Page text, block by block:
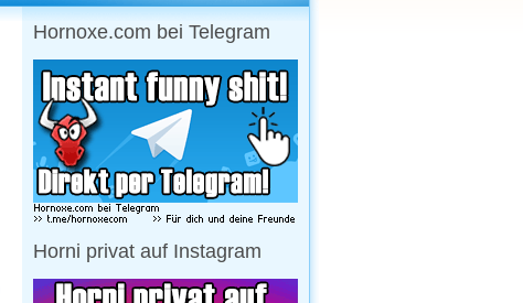
Hornoxe.com bei Telegram
Horni privat auf Instagram